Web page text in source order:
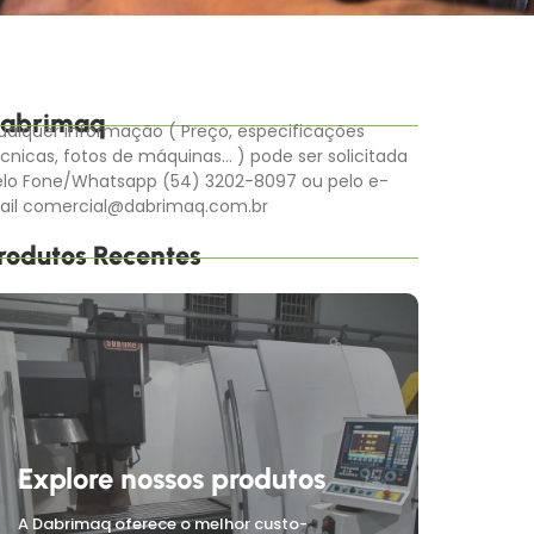
informação ( Preço, especificações
fotos de máquinas… ) pode ser solicitada
Fone/Whatsapp (54) 3202-8097 ou pelo e-
comercial@dabrimaq.com.br
Recentes
Explore nossos produtos
A Dabrimaq oferece o melhor custo-